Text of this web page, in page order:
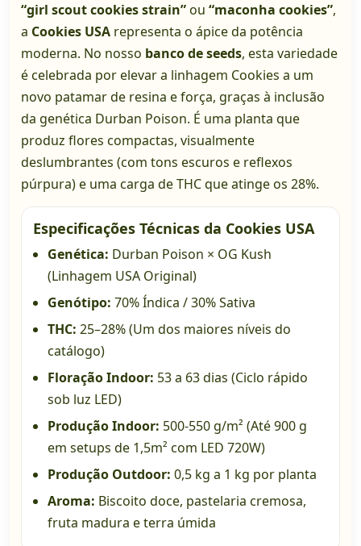
“girl scout cookies strain”ou “maconha cookies”,
a Cookies USA representa o ápice da potência
moderna. No nosso banco de seeds, esta variedade
é celebrada por elevar a linhagem Cookies a um
novo patamar de resina e força, graças à inclusão
da genética Durban Poison. É uma planta que
produz flores compactas, visualmente
deslumbrantes (com tons escuros e reflexos
púrpura) e uma carga de THC que atinge os 28%.
Especificações Técnicas da Cookies USA
Genética: Durban Poison × OG Kush
(Linhagem USA Original)
Genótipo: 70% Índica / 30% Sativa
THC: 25–28% (Um dos maiores níveis do
catálogo)
Floração Indoor: 53 a 63 dias (Ciclo rápido
sob luz LED)
Produção Indoor: 500-550 g/m² (Até 900 g
em setups de 1,5m² com LED 720W)
Produção Outdoor: 0,5 kg a 1 kg por planta
Aroma: Biscoito doce, pastelaria cremosa,
fruta madura e terra úmida